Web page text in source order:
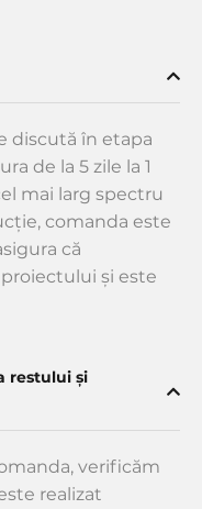
discută în etapa
de la 5 zile la 1
mai larg spectru
comanda este
că
și este
restului și
verificăm
realizat